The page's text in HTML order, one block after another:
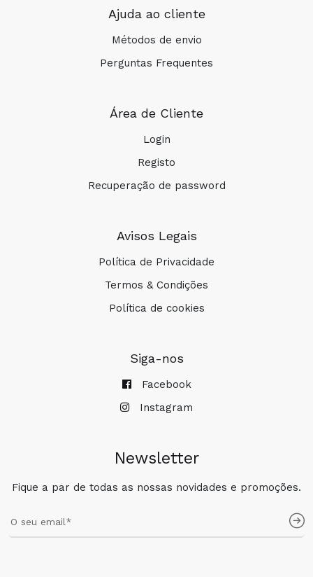
Ajuda ao cliente
Métodos de envio
Perguntas Frequentes
Área de Cliente
Login
Registo
Recuperação de password
Avisos Legais
Política de Privacidade
Termos & Condições
Política de cookies
Siga-nos
Facebook
Instagram
Newsletter
Fique a par de todas as nossas novidades e promoções.